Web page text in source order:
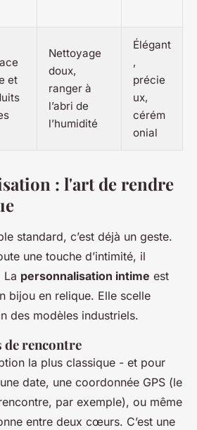
et
Nettoyage
doux,
ranger à
l’abri de
l’humidité
Élégant
,
précie
ux,
cérém
onial
: l'art de rendre
standard, c’est déjà un geste.
une touche d’intimité, il
La personnalisation intime est
bijou en relique. Elle scelle
des modèles industriels.
de rencontre
la plus classique - et pour
date, une coordonnée GPS (le
par exemple), ou même
entre deux cœurs. C’est une